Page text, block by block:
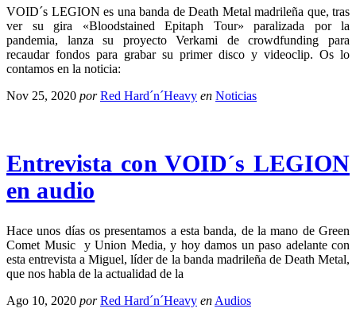
VOID´s LEGION es una banda de Death Metal madrileña que, tras
ver su gira «Bloodstained Epitaph Tour» paralizada por la
pandemia, lanza su proyecto Verkami de crowdfunding para
recaudar fondos para grabar su primer disco y videoclip. Os lo
contamos en la noticia:
Nov 25, 2020 por Red Hard´n´Heavy en Noticias
Entrevista con VOID´s LEGION
en audio
Hace unos días os presentamos a esta banda, de la mano de Green
Comet Music y Union Media, y hoy damos un paso adelante con
esta entrevista a Miguel, líder de la banda madrileña de Death Metal,
que nos habla de la actualidad de la
Ago 10, 2020 por Red Hard´n´Heavy en Audios